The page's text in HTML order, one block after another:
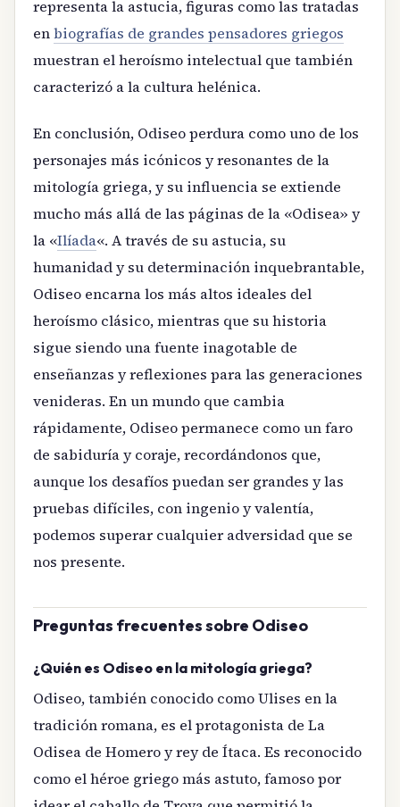
representa la astucia, figuras como las tratadas
enbiografías de grandes pensadores griegos
muestran el heroísmo intelectual que también
caracterizó a la cultura helénica.
En conclusión, Odiseo perdura como uno de los
personajes más icónicos y resonantes de la
mitología griega, y su influencia se extiende
mucho más allá de las páginas de la «Odisea» y
la «Ilíada«. A través de su astucia, su
humanidad y su determinación inquebrantable,
Odiseo encarna los más altos ideales del
heroísmo clásico, mientras que su historia
sigue siendo una fuente inagotable de
enseñanzas y reflexiones para las generaciones
venideras. En un mundo que cambia
rápidamente, Odiseo permanece como un faro
de sabiduría y coraje, recordándonos que,
aunque los desafíos puedan ser grandes y las
pruebas difíciles, con ingenio y valentía,
podemos superar cualquier adversidad que se
nos presente.
Preguntas frecuentes sobre Odiseo
¿Quién es Odiseo en la mitología griega?
Odiseo, también conocido como Ulises en la
tradición romana, es el protagonista de La
Odisea de Homero y rey de Ítaca. Es reconocido
como el héroe griego más astuto, famoso por